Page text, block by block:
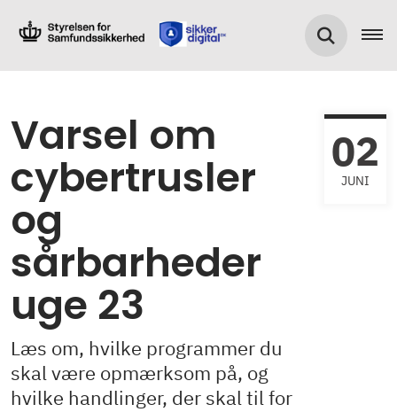
Varsel om
cybertrusler
og
sårbarheder
uge 23
02
JUNI
Læs om, hvilke programmer du
skal være opmærksom på, og
hvilke handlinger, der skal til for